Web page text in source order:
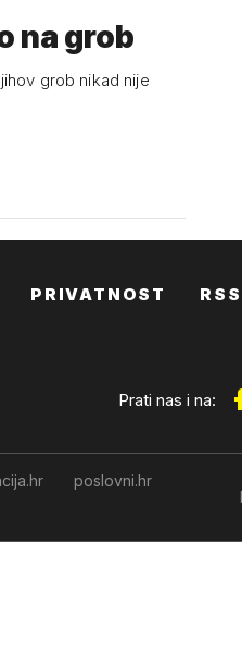
na grob
grob nikad nije
PRIVATNOST RSS
Prati nas i na:
poslovni.hr